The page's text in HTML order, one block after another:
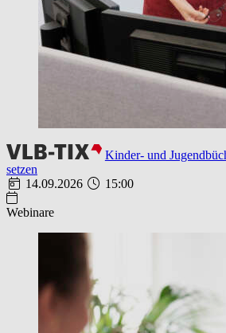
Kinder- und
setzen
14.09.2026
15:00
Webinare